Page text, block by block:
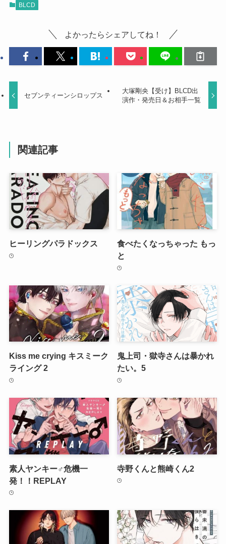
BLCD
よかったらシェアしてね！
セブンティーンシロップス
大塚剛央【受け】BLCD出
演作・発売日＆お相手一覧
関連記事
ヒーリングパラドックス
食べたくなっちゃった もっ
と
Kiss me crying キスミーク
ライング 2
鬼上司・獄寺さんは暴かれ
たい。5
素人ヤンキー♂危機一
発！！REPLAY
寺野くんと熊崎くん2